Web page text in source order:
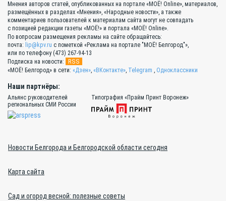
Мнения авторов статей, опубликованных на портале «МОЁ! Online», материалов,
размещённых в разделах «Мнения», «Народные новости», а также
комментариев пользователей к материалам сайта могут не совпадать
с позицией редакции газеты «МОЁ!» и портала «МОЁ! Online».
По вопросам размещения рекламы на сайте обращайтесь:
почта: lip@kpv.ru с пометкой «Реклама на портале "МОЁ! Белгород"»,
или по телефону (473) 267-94-13
Подписка на новости:
RSS
«МОЁ! Белгород» в сети: «Дзен», «ВКонтакте», Telegram , Одноклассники
Наши партнёры:
Альянс руководителей
региональных СМИ России
Типография «Прайм Принт Воронеж»
Новости Белгорода и Белгородской области сегодня
Карта сайта
Сад и огород весной: полезные советы